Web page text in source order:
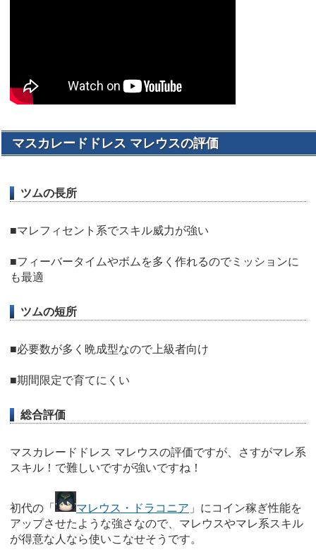
マスカレードドレス マレウスの評価
ツムの長所
■マレフィセント系でスキル威力が強い
■フィーバータイムやボムを多く作れるのでミッションに
も最適
ツムの短所
■必要数が多く晩成型なので上級者向け
■期間限定で育てにくい
総合評価
マスカレードドレス マレウスの評価ですが、さすがマレ系
スキル！で難しいですが強いですね！
初代の「 マレウス・ドラコニア 」にコイン稼ぎ性能を
アップさせたような強さなので、マレウスやマレ系スキル
が得意な人なら使いこなせそうです。